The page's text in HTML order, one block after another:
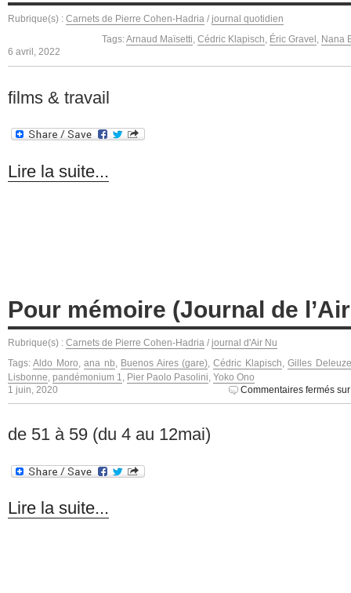
Rubrique(s) : Carnets de Pierre Cohen-Hadria / journal quotidien
Tags:Arnaud Maïsetti, Cédric Klapisch, Éric Gravel , Nana
6 avril, 2022
films & travail
Lire la suite...
Pour mémoire (Journal de
Rubrique(s) : Carnets de Pierre Cohen-Hadria / journal d'Air Nu
Tags:Aldo Moro,ana nb, Buenos Aires (gare),Cédric Klapisch,Gilles Deleuze
Lisbonne, pandémonium 1, Pier Paolo Pasolini, Yoko Ono
1 juin, 2020
Commentaires fermés
de 51 à 59 (du 4 au 12mai)
Lire la suite...